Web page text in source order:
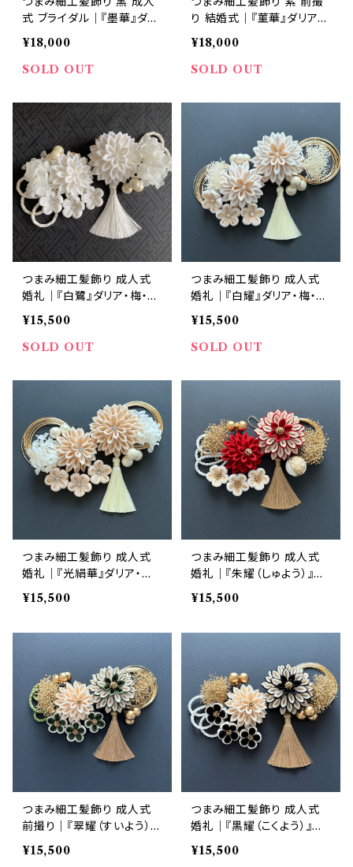
式 ブライダル｜『墨華』ダリ
ア・梅・藤下がり 黒×白 8点
セット｜華髪
¥18,000
SOLD OUT
り 結婚式｜『菫華』ダリア・
梅・藤下がり 紫×白 8点セッ
ト｜華髪
¥18,000
SOLD OUT
つまみ細工髪飾り 成人式
婚礼｜『白鷺』ダリア・梅・紫
陽花 白 12点セット｜華髪
¥15,500
SOLD OUT
つまみ細工髪飾り 成人式
婚礼｜『白耀』ダリア・梅・か
すみ草 生成り×白 12点セッ
ト｜華髪
¥15,500
SOLD OUT
つまみ細工髪飾り 成人式
婚礼｜『光絹華』ダリア・梅・
紫陽花 生成り×白 12点セッ
ト｜華髪
¥15,500
つまみ細工髪飾り 成人式
婚礼｜『朱耀（しゅよう）』ダ
リア・梅・かすみ草 赤 12点
セット｜華髪
¥15,500
つまみ細工髪飾り 成人式
前撮り｜『翠耀（すいよう）』
ダリア・梅・かすみ草 緑×生
成り×金 12点セット｜華髪
¥15,500
つまみ細工髪飾り 成人式
婚礼｜『黒耀（こくよう）』ダ
リア・かすみ草 黒×生成り 1
2点セット｜華髪
¥15,500